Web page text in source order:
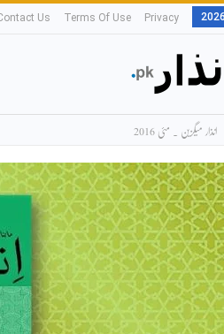
Privacy
Terms Of Use
Us
انذار میگزین ۔ مئی 2016